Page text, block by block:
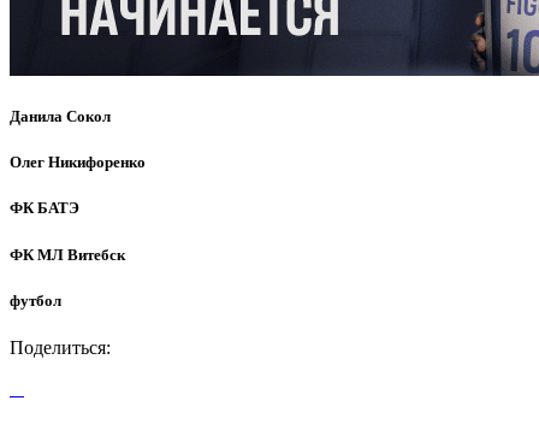
Данила Сокол
Олег Никифоренко
ФК БАТЭ
ФК МЛ Витебск
футбол
Поделиться: